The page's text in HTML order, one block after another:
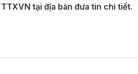
tại địa bàn đưa tin chi tiết.